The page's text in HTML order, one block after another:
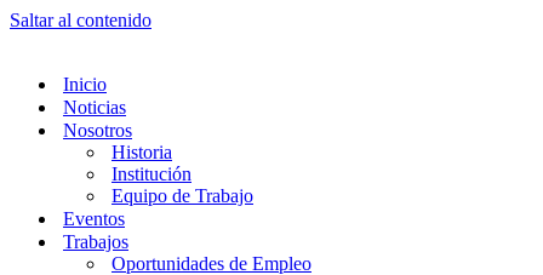
Saltar al contenido
Inicio
Noticias
Nosotros
Historia
Institución
Equipo de Trabajo
Eventos
Trabajos
Oportunidades de Empleo